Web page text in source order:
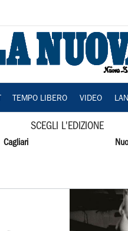
TEMPO LIBERO VIDEO
SCEGLI L'EDIZIONE
Cagliari